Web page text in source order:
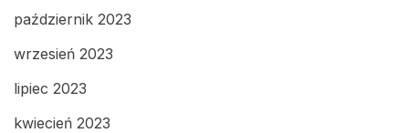
październik 2023
wrzesień 2023
lipiec 2023
kwiecień 2023